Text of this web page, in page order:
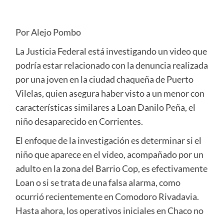
Por Alejo Pombo
La Justicia Federal está investigando un video que
podría estar relacionado con la denuncia realizada
por una joven en la ciudad chaqueña de Puerto
Vilelas, quien asegura haber visto a un menor con
características similares a Loan Danilo Peña, el
niño desaparecido en Corrientes.
El enfoque de la investigación es determinar si el
niño que aparece en el video, acompañado por un
adulto en la zona del Barrio Cop, es efectivamente
Loan o si se trata de una falsa alarma, como
ocurrió recientemente en Comodoro Rivadavia.
Hasta ahora, los operativos iniciales en Chaco no